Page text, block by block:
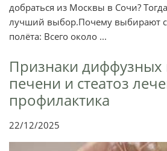
добраться из Москвы в Сочи?
лучший выбор.Почему выбирают
полёта: Всего около ...
Признаки
печени и стеатоз
профилактика
22/12/2025